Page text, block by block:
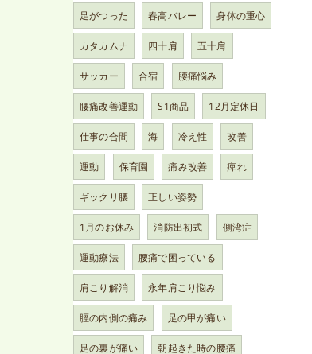
足がつった 春高バレー 身体の重心
カタカムナ 四十肩 五十肩
サッカー 合宿 腰痛悩み
腰痛改善運動 S1商品 12月定休日
仕事の合間 海 冷え性 改善
運動 保育園 痛み改善 痺れ
ギックリ腰 正しい姿勢
1月のお休み 消防出初式 側湾症
運動療法 腰痛で困っている
肩こり解消 永年肩こり悩み
脛の内側の痛み 足の甲が痛い
足の裏が痛い 朝起きた時の腰痛